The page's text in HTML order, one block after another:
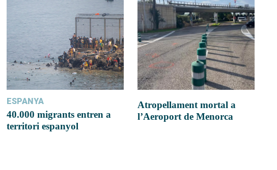
ESPANYA
40.000 migrants entren a
territori espanyol
Atropellament mortal a
l’Aeroport de Menorca